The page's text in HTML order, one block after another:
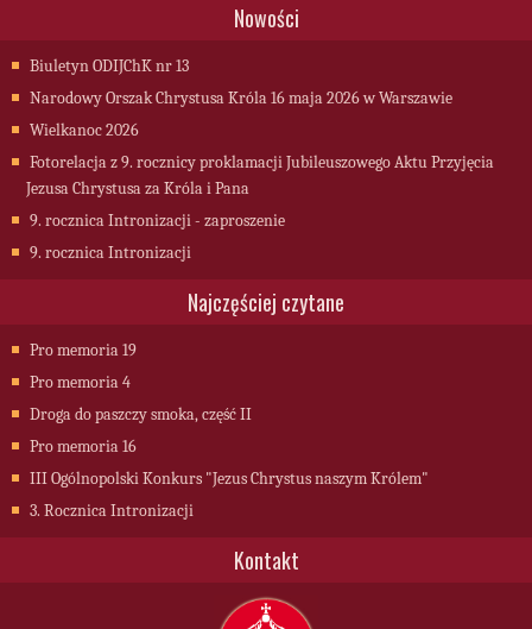
Nowości
Biuletyn ODIJChK nr 13
Narodowy Orszak Chrystusa Króla 16 maja 2026 w Warszawie
Wielkanoc 2026
Fotorelacja z 9. rocznicy proklamacji Jubileuszowego Aktu Przyjęcia
Jezusa Chrystusa za Króla i Pana
9. rocznica Intronizacji - zaproszenie
9. rocznica Intronizacji
Najczęściej czytane
Pro memoria 19
Pro memoria 4
Droga do paszczy smoka, część II
Pro memoria 16
III Ogólnopolski Konkurs "Jezus Chrystus naszym Królem"
3. Rocznica Intronizacji
Kontakt